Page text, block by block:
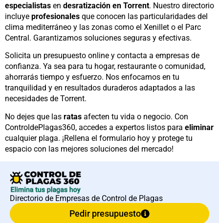
especialistas en desratización en Torrent. Nuestro directorio
incluye profesionales que conocen las particularidades del
clima mediterráneo y las zonas como el Xenillet o el Parc
Central. Garantizamos soluciones seguras y efectivas.
Solicita un presupuesto online y contacta a empresas de
confianza. Ya sea para tu hogar, restaurante o comunidad,
ahorrarás tiempo y esfuerzo. Nos enfocamos en tu
tranquilidad y en resultados duraderos adaptados a las
necesidades de Torrent.
No dejes que las ratas afecten tu vida o negocio. Con
ControldePlagas360, accedes a expertos listos para eliminar
cualquier plaga. ¡Rellena el formulario hoy y protege tu
espacio con las mejores soluciones del mercado!
Directorio de Empresas de Control de Plagas
Pedir presupuesto